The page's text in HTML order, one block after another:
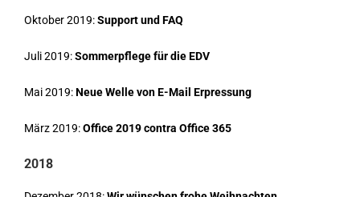
Oktober 2019:Support und FAQ
Juli 2019:Sommerpflege für die EDV
Mai 2019:Neue Welle von E-Mail Erpressung
März 2019:Office 2019 contra Office 365
2018